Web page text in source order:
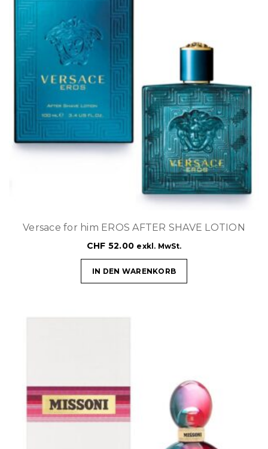
Versace for him EROS AFTER SHAVE LOTION
CHF 52.00 exkl. MwSt.
IN DEN WARENKORB